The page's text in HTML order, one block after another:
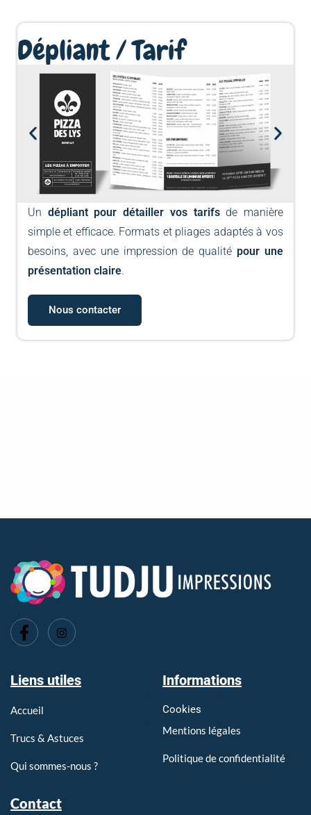
Dépliant / Tarif
Un dépliant pour détailler vos tarifsde manière
simple et efficace. Formats et pliages adaptés à vos
besoins, avec une impression de qualité pour une
présentation claire.
Nous contacter
Liens utiles
Accueil
Trucs & Astuces
Qui sommes-nous ?
Informations
Cookies
Mentions légales
Politique de confidentialité
Contact